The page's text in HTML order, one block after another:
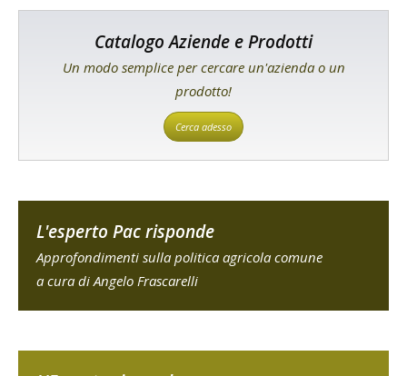
Catalogo Aziende e Prodotti
Un modo semplice per cercare un'azienda o un
prodotto!
Cerca adesso
L'esperto Pac risponde
Approfondimenti sulla politica agricola comune
a cura di Angelo Frascarelli